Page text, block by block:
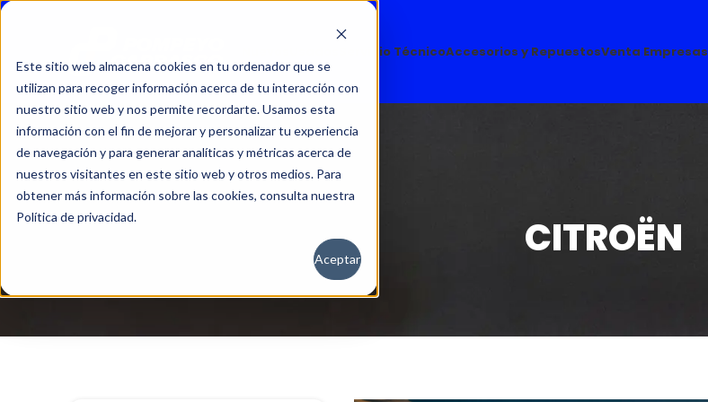
Este sitio web almacena cookies en tu ordenador que se
utilizan para recoger información acerca de tu interacción con
nuestro sitio web y nos permite recordarte. Usamos esta
información con el fin de mejorar y personalizar tu experiencia
de navegación y para generar analíticas y métricas acerca de
nuestros visitantes en este sitio web y otros medios. Para
obtener más información sobre las cookies, consulta nuestra
Política de privacidad.
Aceptar
Servicio TécnicoAccesorios y RepuestosVenta Empresas
CITROËN